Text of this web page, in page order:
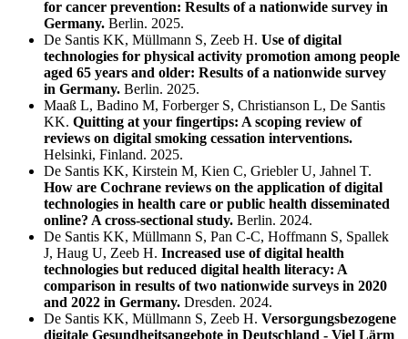
for cancer prevention: Results of a nationwide survey in
Germany. Berlin. 2025.
De Santis KK, Müllmann S, Zeeb H. Use of digital
technologies for physical activity promotion among people
aged 65 years and older: Results of a nationwide survey
in Germany. Berlin. 2025.
Maaß L, Badino M, Forberger S, Christianson L, De Santis
KK. Quitting at your fingertips: A scoping review of
reviews on digital smoking cessation interventions.
Helsinki, Finland. 2025.
De Santis KK, Kirstein M, Kien C, Griebler U, Jahnel T.
How are Cochrane reviews on the application of digital
technologies in health care or public health disseminated
online? A cross-sectional study. Berlin. 2024.
De Santis KK, Müllmann S, Pan C-C, Hoffmann S, Spallek
J, Haug U, Zeeb H. Increased use of digital health
technologies but reduced digital health literacy: A
comparison in results of two nationwide surveys in 2020
and 2022 in Germany. Dresden. 2024.
De Santis KK, Müllmann S, Zeeb H. Versorgungsbezogene
digitale Gesundheitsangebote in Deutschland - Viel Lärm